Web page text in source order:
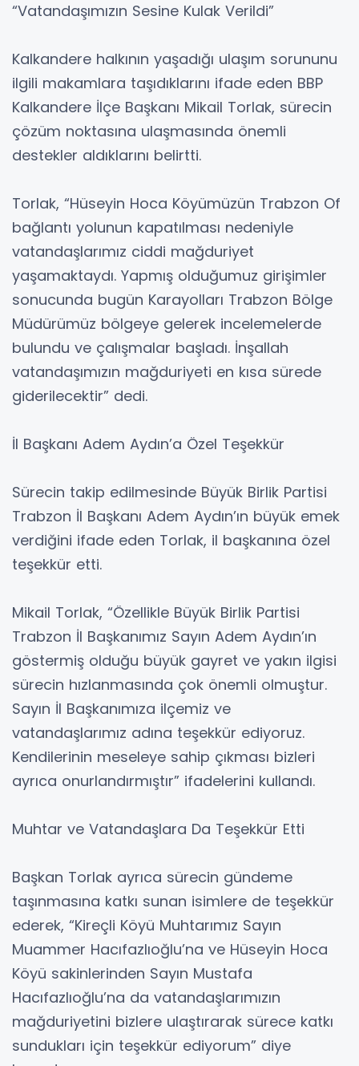
“Vatandaşımızın Sesine Kulak Verildi”
Kalkandere halkının yaşadığı ulaşım sorununu
ilgili makamlara taşıdıklarını ifade eden BBP
Kalkandere İlçe Başkanı Mikail Torlak, sürecin
çözüm noktasına ulaşmasında önemli
destekler aldıklarını belirtti.
Torlak, “Hüseyin Hoca Köyümüzün Trabzon Of
bağlantı yolunun kapatılması nedeniyle
vatandaşlarımız ciddi mağduriyet
yaşamaktaydı. Yapmış olduğumuz girişimler
sonucunda bugün Karayolları Trabzon Bölge
Müdürümüz bölgeye gelerek incelemelerde
bulundu ve çalışmalar başladı. İnşallah
vatandaşımızın mağduriyeti en kısa sürede
giderilecektir” dedi.
İl Başkanı Adem Aydın’a Özel Teşekkür
Sürecin takip edilmesinde Büyük Birlik Partisi
Trabzon İl Başkanı Adem Aydın’ın büyük emek
verdiğini ifade eden Torlak, il başkanına özel
teşekkür etti.
Mikail Torlak, “Özellikle Büyük Birlik Partisi
Trabzon İl Başkanımız Sayın Adem Aydın’ın
göstermiş olduğu büyük gayret ve yakın ilgisi
sürecin hızlanmasında çok önemli olmuştur.
Sayın İl Başkanımıza ilçemiz ve
vatandaşlarımız adına teşekkür ediyoruz.
Kendilerinin meseleye sahip çıkması bizleri
ayrıca onurlandırmıştır” ifadelerini kullandı.
Muhtar ve Vatandaşlara Da Teşekkür Etti
Başkan Torlak ayrıca sürecin gündeme
taşınmasına katkı sunan isimlere de teşekkür
ederek, “Kireçli Köyü Muhtarımız Sayın
Muammer Hacıfazlıoğlu’na ve Hüseyin Hoca
Köyü sakinlerinden Sayın Mustafa
Hacıfazlıoğlu’na da vatandaşlarımızın
mağduriyetini bizlere ulaştırarak sürece katkı
sundukları için teşekkür ediyorum” diye